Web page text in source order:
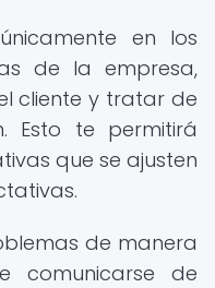
en los
de la empresa,
cliente y tratar de
Esto te permitirá
que se ajusten
de manera
comunicarse de